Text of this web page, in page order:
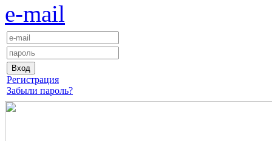
e-mail
Регистрация
Забыли пароль?